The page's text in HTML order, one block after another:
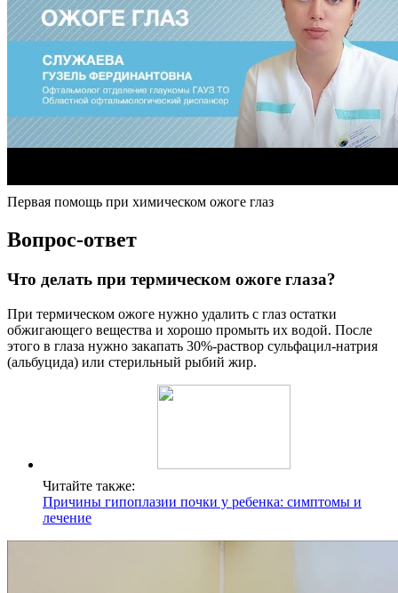
Первая помощь при химическом ожоге глаз
Вопрос-ответ
Что делать при термическом ожоге глаза?
При термическом ожоге нужно удалить с глаз остатки
обжигающего вещества и хорошо промыть их водой. После
этого в глаза нужно закапать 30%-раствор сульфацил-натрия
(альбуцида) или стерильный рыбий жир.
Читайте также:
Причины гипоплазии почки у ребенка: симптомы и
лечение